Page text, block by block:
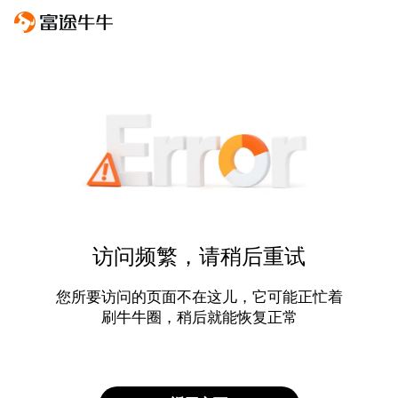
访问频繁，请稍后重试
您所要访问的页面不在这儿，它可能正忙着
刷牛牛圈，稍后就能恢复正常